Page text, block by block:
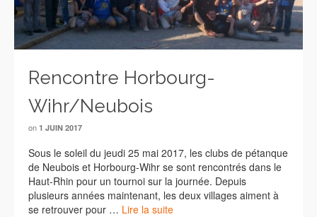
Rencontre Horbourg-
Wihr/Neubois
on 1 JUIN 2017
Sous le soleil du jeudi 25 mai 2017, les clubs de pétanque
de Neubois et Horbourg-Wihr se sont rencontrés dans le
Haut-Rhin pour un tournoi sur la journée. Depuis
plusieurs années maintenant, les deux villages aiment à
se retrouver pour … Lire la suite